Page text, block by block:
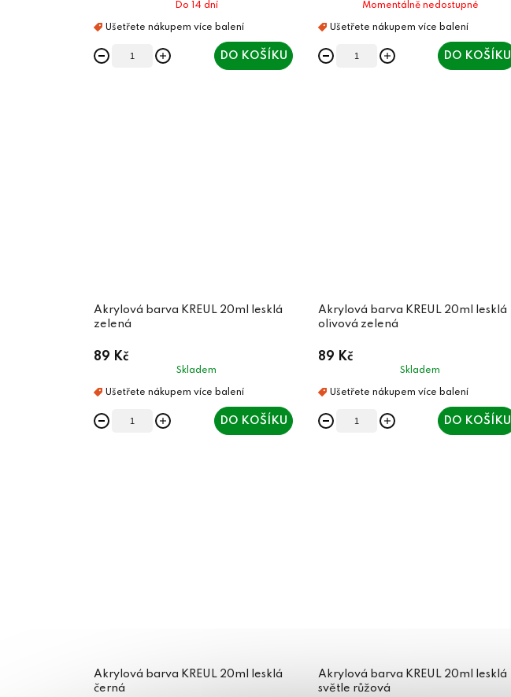
Do 14 dní
DO KOŠÍKU
Momentálně nedostupné
DO KOŠÍKU
Akrylová barva KREUL 20ml lesklá
zelená
89 Kč
Skladem
DO KOŠÍKU
Akrylová barva KREUL 20ml lesklá
olivová zelená
89 Kč
Skladem
DO KOŠÍKU
Akrylová barva KREUL 20ml lesklá
černá
Akrylová barva KREUL 20ml lesklá
světle růžová